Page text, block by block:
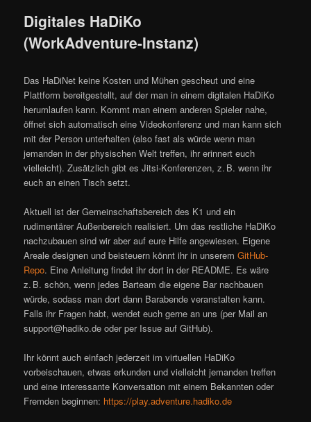
Digitales HaDiKo
(WorkAdventure-Instanz)
Das HaDiNet keine Kosten und Mühen gescheut und eine
Plattform bereitgestellt, auf der man in einem digitalen HaDiKo
herumlaufen kann. Kommt man einem anderen Spieler nahe,
öffnet sich automatisch eine Videokonferenz und man kann sich
mit der Person unterhalten (also fast als würde wenn man
jemanden in der physischen Welt treffen, ihr erinnert euch
vielleicht). Zusätzlich gibt es Jitsi-Konferenzen, z. B. wenn ihr
euch an einen Tisch setzt.
Aktuell ist der Gemeinschaftsbereich des K1 und ein
rudimentärer Außenbereich realisiert. Um das restliche HaDiKo
nachzubauen sind wir aber auf eure Hilfe angewiesen. Eigene
Areale designen und beisteuern könnt ihr in unseremGitHub-
Repo. Eine Anleitung findet ihr dort in der README. Es wäre
z. B. schön, wenn jedes Barteam die eigene Bar nachbauen
würde, sodass man dort dann Barabende veranstalten kann.
Falls ihr Fragen habt, wendet euch gerne an uns (per Mail an
support@hadiko.de oder per Issue auf GitHub).
Ihr könnt auch einfach jederzeit im virtuellen HaDiKo
vorbeischauen, etwas erkunden und vielleicht jemanden treffen
und eine interessante Konversation mit einem Bekannten oder
Fremden beginnen: https://play.adventure.hadiko.de